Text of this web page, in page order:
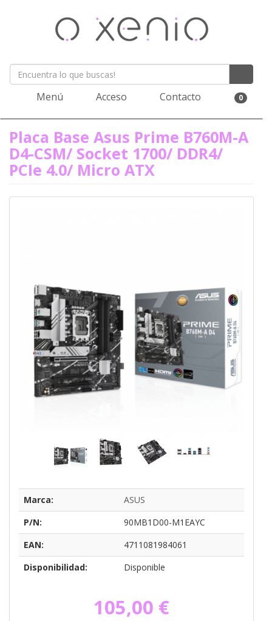
Menú Acceso Contacto 0
Placa Base Asus Prime B760M-A
D4-CSM/ Socket 1700/ DDR4/
PCIe 4.0/ Micro ATX
Marca:
ASUS
P/N:
90MB1D00-M1EAYC
EAN:
4711081984061
Disponibilidad:
Disponible
105,00 €